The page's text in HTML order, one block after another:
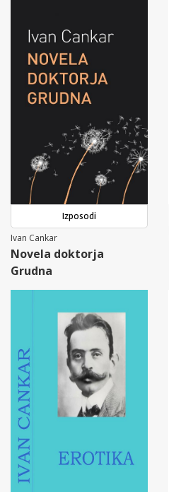
Izposodi
Ivan Cankar
Novela doktorja
Grudna